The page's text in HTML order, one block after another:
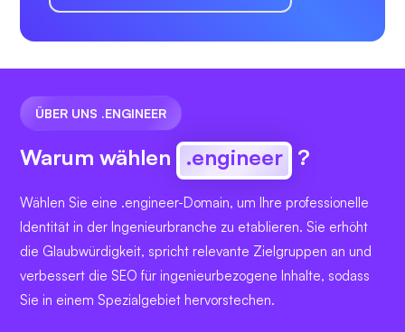
ÜBER UNS .ENGINEER
Warum wählen .engineer ?
Wählen Sie eine .engineer-Domain, um Ihre professionelle
Identität in der Ingenieurbranche zu etablieren. Sie erhöht
die Glaubwürdigkeit, spricht relevante Zielgruppen an und
verbessert die SEO für ingenieurbezogene Inhalte, sodass
Sie in einem Spezialgebiet hervorstechen.